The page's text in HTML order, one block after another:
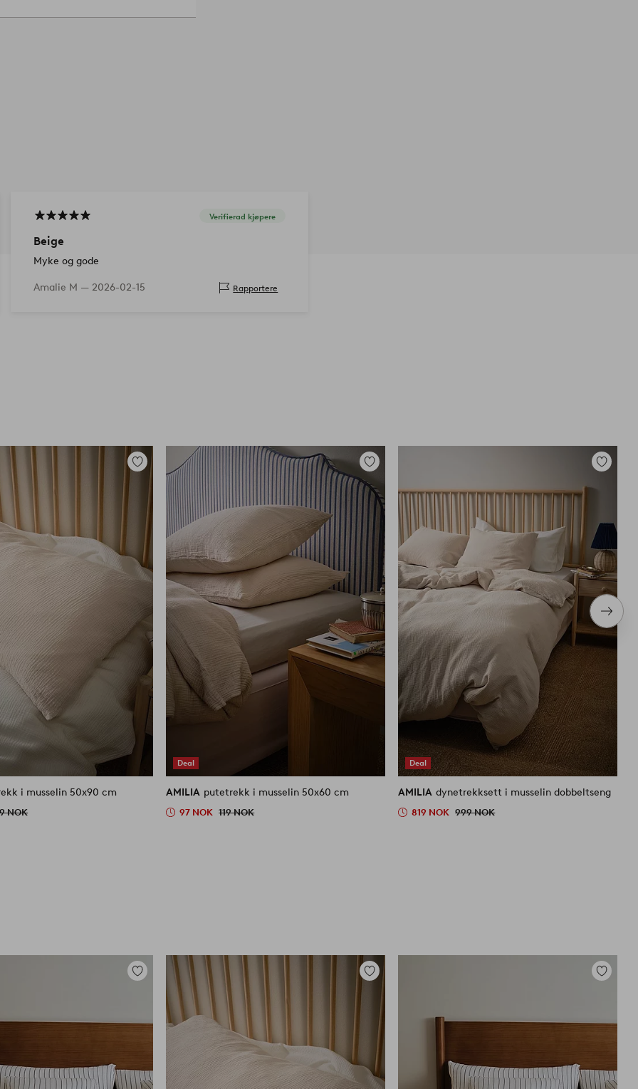
Verifierad kjøpere
Beige
Myke og gode
Amalie M — 2026-02-15 Rapportere
Legg
i musselin 50x90 cm
NOK
Deal
Legg
til
favoritter
AMILIA putetrekk i musselin 50x60 cm
97 NOK 119 NOK
Deal
Legg
favoritter
AMILIA dynetrekksett i musselin dobbeltseng
819 NOK 999 NOK
Neste
Legg
favoritter
Legg
Legg